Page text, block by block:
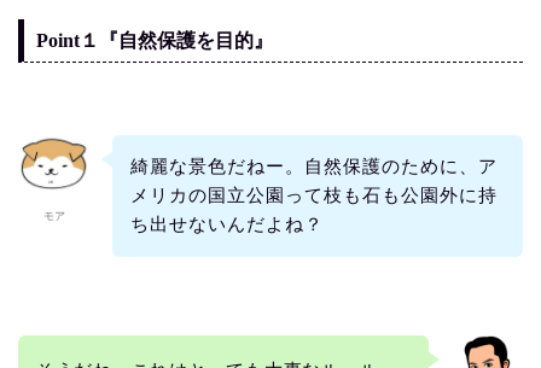
Point１『自然保護を目的』
モア
綺麗な景色だねー。自然保護のために、ア
メリカの国立公園って枝も石も公園外に持
ち出せないんだよね？